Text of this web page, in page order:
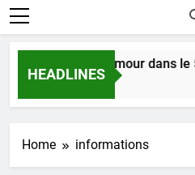
HEADLINES
Rencontrer l’amour dans
3 Jours Ago
Home informations